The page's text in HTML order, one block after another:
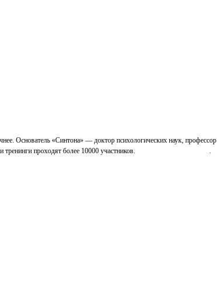
Основатель «Синтона» — доктор психологических наук, профессор
проходят более 10000 участников.
.